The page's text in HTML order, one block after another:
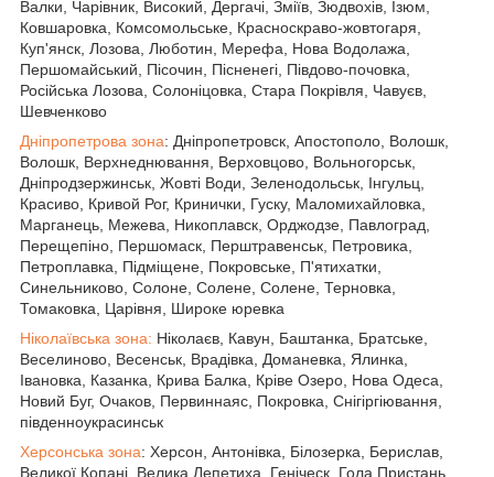
Валки, Чарівник, Високий, Дергачі, Зміїв, Зюдвохів, Ізюм,
Ковшаровка, Комсомольське, Красноскраво-жовтогаря,
Куп'янск, Лозова, Люботин, Мерефа, Нова Водолажа,
Першомайський, Пісочин, Пісненегі, Півдово-почовка,
Російська Лозова, Солоніцовка, Стара Покрівля, Чавуєв,
Шевченково
Дніпропетрова зона: Дніпропетровск, Апостополо, Волошк,
Волошк, Верхнеднювання, Верховцово, Вольногорськ,
Дніпродзержинськ, Жовті Води, Зеленодольськ, Інгульц,
Красиво, Кривой Рог, Кринички, Гуску, Маломихайловка,
Марганець, Межева, Никоплавск, Орджодзе, Павлоград,
Перещепіно, Першомаск, Перштравенськ, Петровика,
Петроплавка, Підміщене, Покровське, П'ятихатки,
Синельниково, Солоне, Солене, Солене, Терновка,
Томаковка, Царівня, Широке юревка
Ніколаївська зона: Ніколаєв, Кавун, Баштанка, Братське,
Веселиново, Весенськ, Врадівка, Доманевка, Ялинка,
Івановка, Казанка, Крива Балка, Кріве Озеро, Нова Одеса,
Новий Буг, Очаков, Первиннаяс, Покровка, Снігіргіювання,
південноукрасинськ
Херсонська зона: Херсон, Антонівка, Білозерка, Берислав,
Великої Копані, Велика Лепетиха, Геніческ, Гола Пристань,